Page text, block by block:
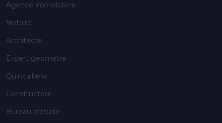
Agence immobilière
Notaire
Architecte
Expert géomètre
Quincaillerie
Constructeur
Bureau d'étude